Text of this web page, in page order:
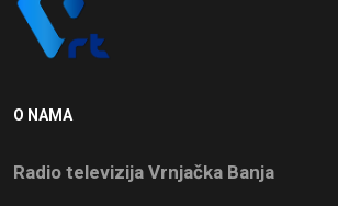
O NAMA
Radio televizija Vrnjačka Banja